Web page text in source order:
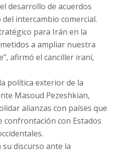
desarrollo de acuerdos
intercambio comercial.
para Irán en la
a ampliar nuestra
afirmó el canciller iraní,
política exterior de la
Masoud Pezeshkian,
alianzas con países que
con Estados
su discurso ante la